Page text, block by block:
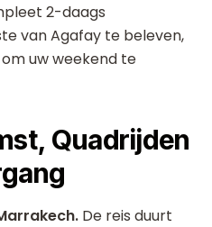
2-daags
van Agafay te beleven,
uw weekend te
Quadrijden
De reis duurt